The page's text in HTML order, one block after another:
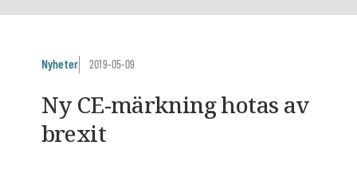
Nyheter 2019-05-09
Ny CE-märkning hotas av
brexit